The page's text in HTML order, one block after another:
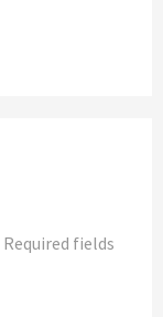
Required fields